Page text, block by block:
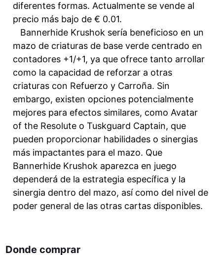
diferentes formas. Actualmente se vende al
precio más bajo de € 0.01.
Bannerhide Krushok sería beneficioso en un
mazo de criaturas de base verde centrado en
contadores +1/+1, ya que ofrece tanto arrollar
como la capacidad de reforzar a otras
criaturas con Refuerzo y Carroña. Sin
embargo, existen opciones potencialmente
mejores para efectos similares, como Avatar
of the Resolute o Tuskguard Captain, que
pueden proporcionar habilidades o sinergias
más impactantes para el mazo. Que
Bannerhide Krushok aparezca en juego
dependerá de la estrategia específica y la
sinergia dentro del mazo, así como del nivel de
poder general de las otras cartas disponibles.
Donde comprar